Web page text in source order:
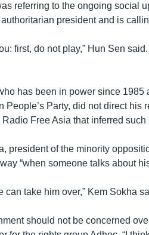
referring to the ongoing social
president and is
first, do not play,” Hun Sen
has been in power since
People’s Party, did not direct
Free Asia that inferred
president of the minority
“when someone talks about
can take him over,” Kem Sokha
should not be concerned